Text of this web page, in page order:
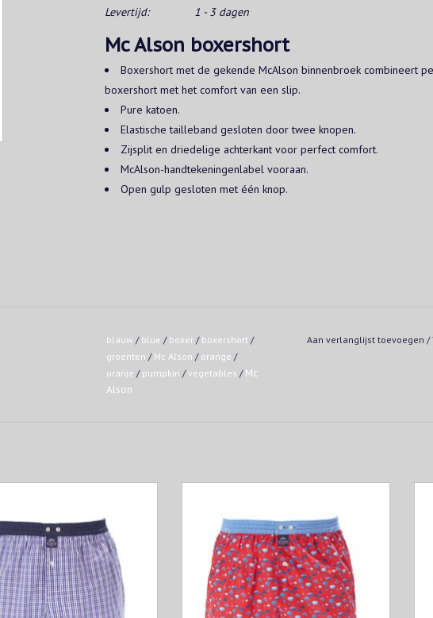
Levertijd:
1 - 3 dagen
Mc Alson boxershort
Boxershort met de gekende McAlson binnenbroek combineert
boxershort met het comfort van een slip.
Pure katoen.
Elastische tailleband gesloten door twee knopen.
Zijsplit en driedelige achterkant voor perfect comfort.
McAlson-handtekeningenlabel vooraan.
Open gulp gesloten met één knop.
blauw / blue / boxer / boxershort /
groenten / Mc Alson / orange /
oranje / pumpkin /vegetables / Mc
Alson
Aan verlanglijst toevoegen /
AAN WINKELWAGEN TOEVOEGEN AAN WINKELWAGEN